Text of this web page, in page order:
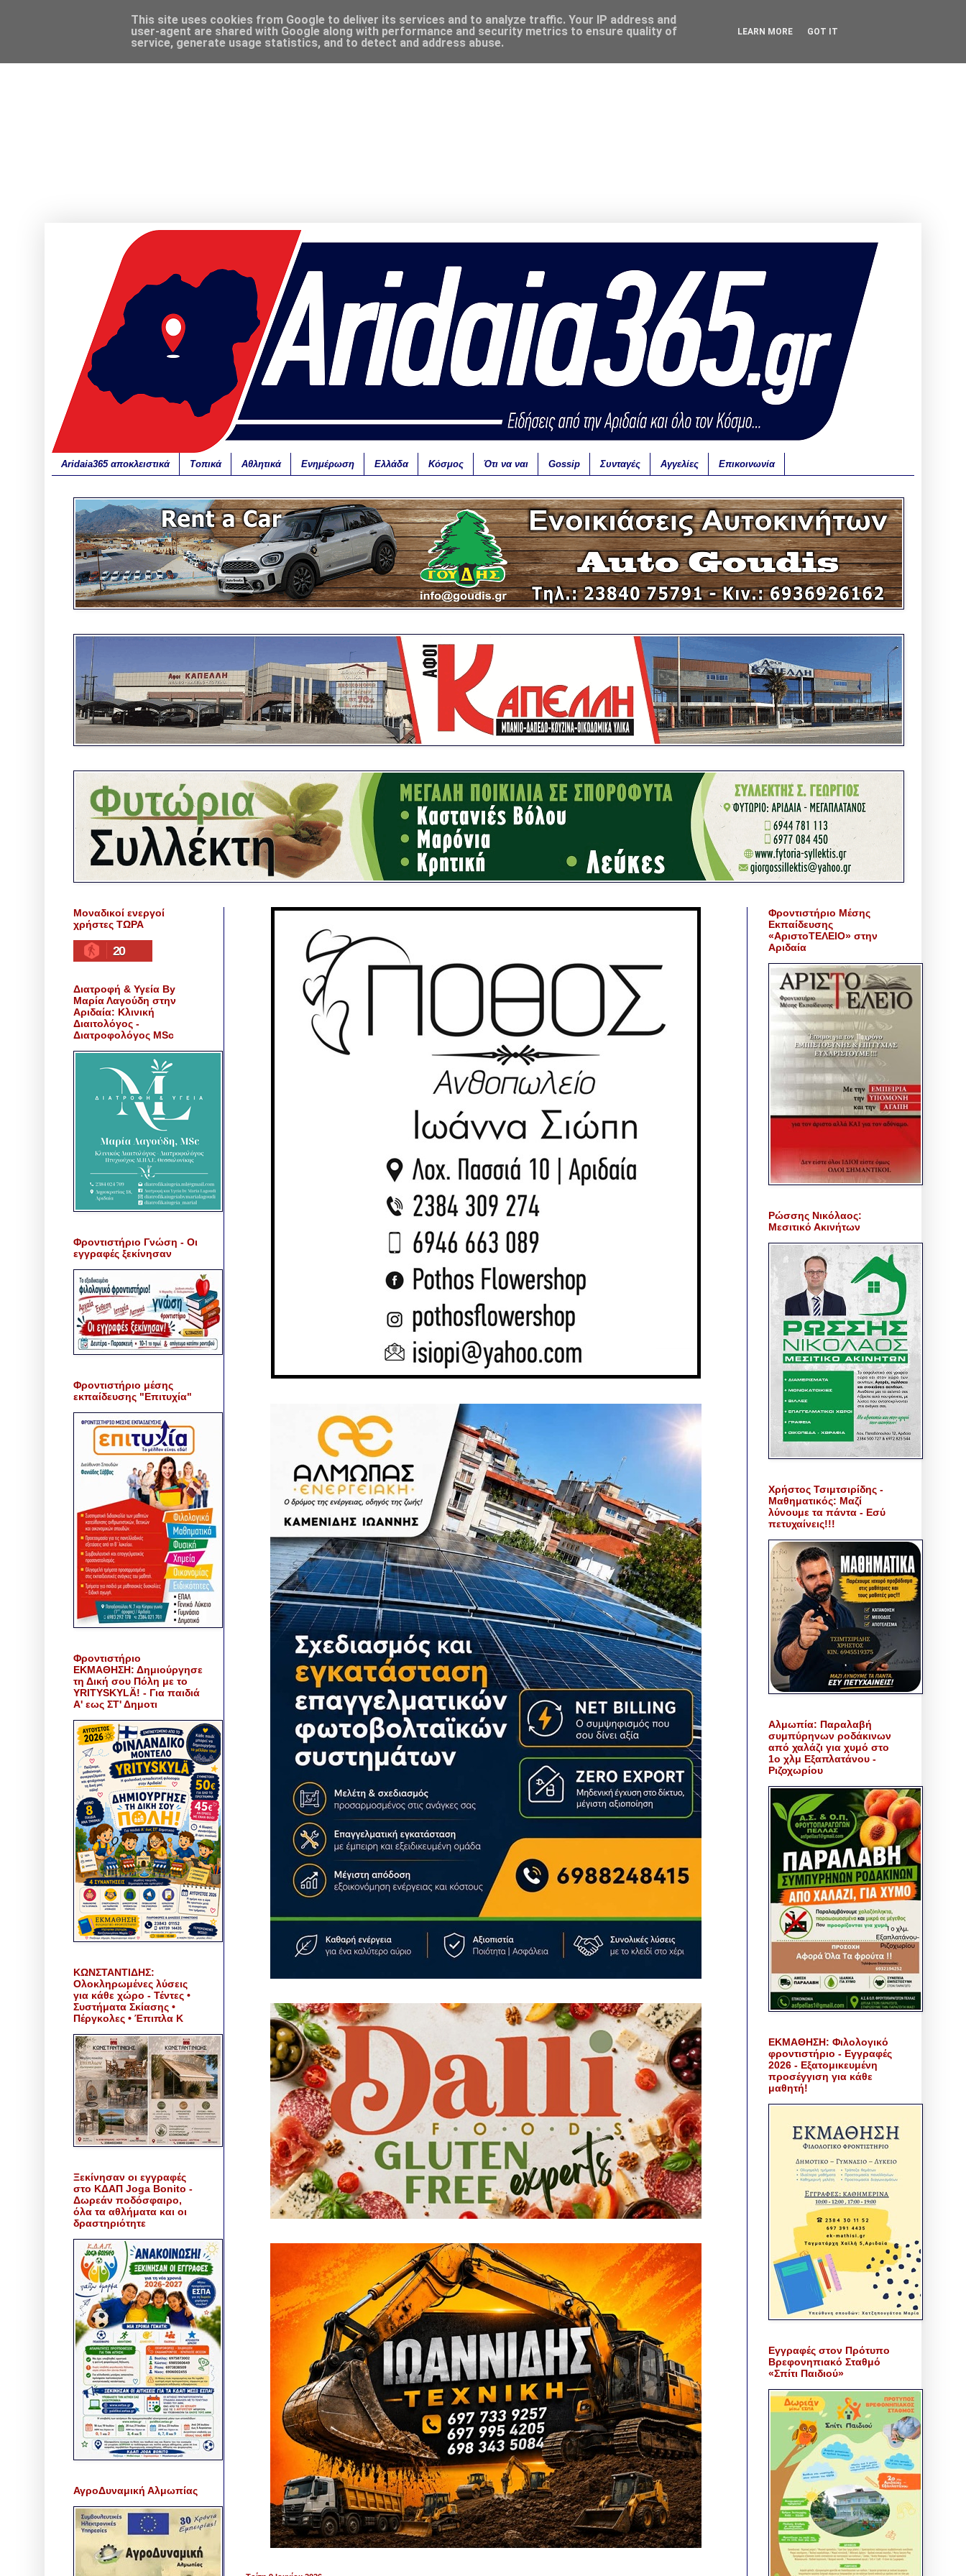
Aridaia365 αποκλειστικά Τοπικά Αθλητικά Ενημέρωση Ελλάδα Κόσμος Ότι να ναι Gossip Συνταγές Αγγελίες Επικοινωνία
Μοναδικοί ενεργοί
χρήστες ΤΩΡΑ
20
Διατροφή & Υγεία By
Μαρία Λαγούδη στην
Αριδαία: Κλινική
Διαιτολόγος -
Διατροφολόγος MSc
Φροντιστήριο Γνώση - Οι
εγγραφές ξεκίνησαν
Φροντιστήριο μέσης
εκπαίδευσης "Επιτυχία"
Φροντιστήριο
ΕΚΜΑΘΗΣΗ: Δημιούργησε
τη Δική σου Πόλη με το
YRITYSKYLÄ! - Για παιδιά
Α' εως ΣΤ' Δημοτι
ΚΩΝΣΤΑΝΤΙΔΗΣ:
Ολοκληρωμένες λύσεις
για κάθε χώρο - Τέντες •
Συστήματα Σκίασης •
Πέργκολες • Έπιπλα Κ
Ξεκίνησαν οι εγγραφές
στο ΚΔΑΠ Joga Bonito -
Δωρεάν ποδόσφαιρο,
όλα τα αθλήματα και οι
δραστηριότητε
ΑγροΔυναμική Αλμωπίας
Φροντιστήριο Μέσης
Εκπαίδευσης
«ΑριστοΤΕΛΕΙΟ» στην
Αριδαία
Ρώσσης Νικόλαος:
Μεσιτικό Ακινήτων
Χρήστος Τσιμτσιρίδης -
Μαθηματικός: Μαζί
λύνουμε τα πάντα - Εσύ
πετυχαίνεις!!!
Αλμωπία: Παραλαβή
συμπύρηνων ροδάκινων
από χαλάζι για χυμό στο
1ο χλμ Εξαπλατάνου -
Ριζοχωρίου
ΕΚΜΑΘΗΣΗ: Φιλολογικό
φροντιστήριο - Εγγραφές
2026 - Εξατομικευμένη
προσέγγιση για κάθε
μαθητή!
Εγγραφές στον Πρότυπο
Βρεφονηπιακό Σταθμό
«Σπίτι Παιδιού»
This site uses cookies from Google to deliver its services and to analyze traffic. Your IP address and
user-agent are shared with Google along with performance and security metrics to ensure quality of
service, generate usage statistics, and to detect and address abuse.
LEARN MORE GOT IT